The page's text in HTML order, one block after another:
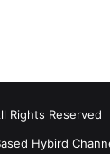
Hybird